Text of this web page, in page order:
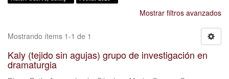
Mostrar filtros avanzados
Mostrando ítems 1-1 de 1
Kaly (tejido sin agujas) grupo de investigación en
dramaturgia